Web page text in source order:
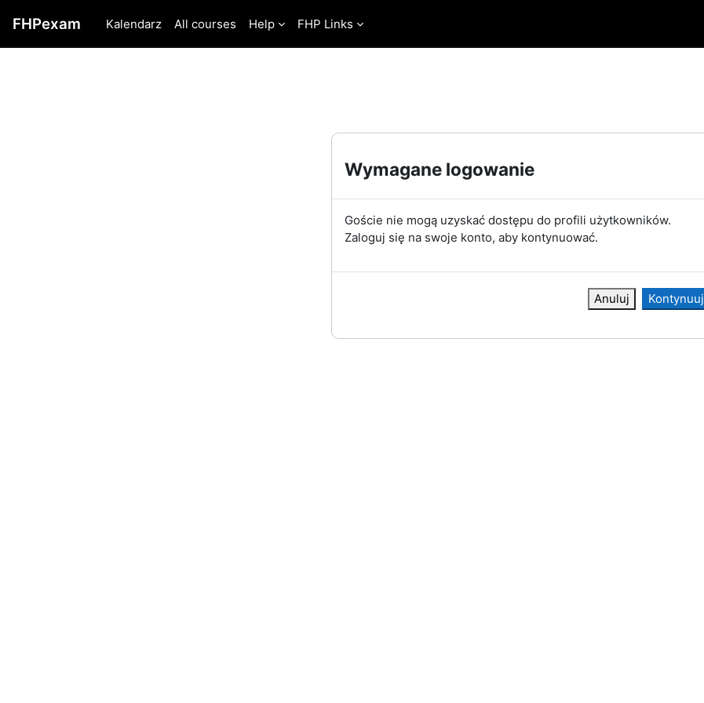
FHPexam Kalendarz All courses Help FHP Links
Wymagane logowanie
Goście nie mogą uzyskać dostępu do profili użytkowników.
Zaloguj się na swoje konto, aby kontynuować.
Anuluj Kontynuuj